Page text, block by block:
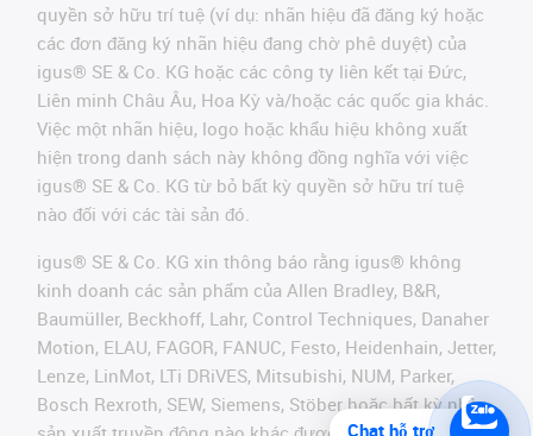
quyền sở hữu trí tuệ (ví dụ: nhãn hiệu đã đăng ký hoặc
các đơn đăng ký nhãn hiệu đang chờ phê duyệt) của
igus® SE & Co. KG hoặc các công ty liên kết tại Đức,
Liên minh Châu Âu, Hoa Kỳ và/hoặc các quốc gia khác.
Việc một nhãn hiệu, logo hoặc khẩu hiệu không xuất
hiện trong danh sách này không đồng nghĩa với việc
igus® SE & Co. KG từ bỏ bất kỳ quyền sở hữu trí tuệ
nào đối với các tài sản đó.
igus® SE & Co. KG xin thông báo rằng igus® không
kinh doanh các sản phẩm của Allen Bradley, B&R,
Baumüller, Beckhoff, Lahr, Control Techniques, Danaher
Motion, ELAU, FAGOR, FANUC, Festo, Heidenhain, Jetter,
Lenze, LinMot, LTi DRiVES, Mitsubishi, NUM, Parker,
Bosch Rexroth, SEW, Siemens, Stöber hoặc bất kỳ nhà
Chat hỗ trợ